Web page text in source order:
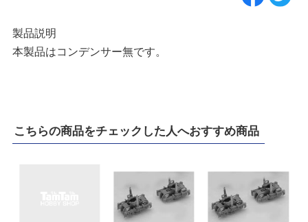
製品説明
本製品はコンデンサー無です。
こちらの商品をチェックした人へおすすめ商品